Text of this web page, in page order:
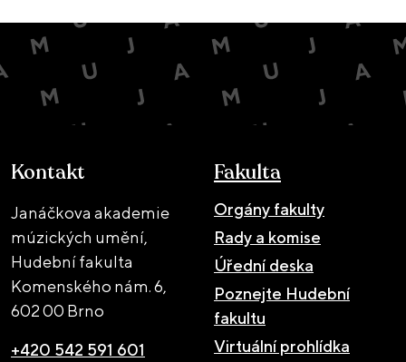
Kontakt
Janáčkova akademie
múzických umění,
Hudební fakulta
Komenského nám. 6,
602 00 Brno
+420 542 591 601
Fakulta
Orgány fakulty
Rady a komise
Úřední deska
Poznejte Hudební
fakultu
Virtuální prohlídka